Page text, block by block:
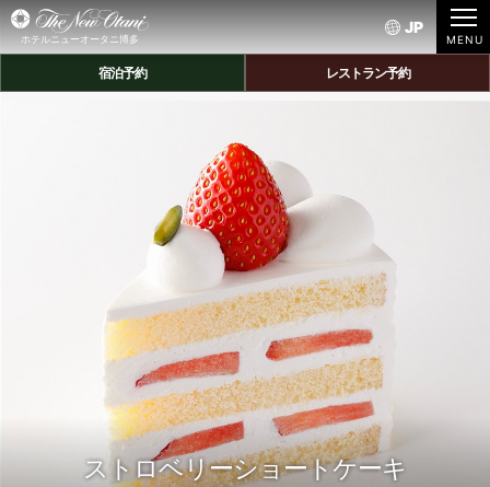
ホテルニューオータニ博多
JP
宿泊予約 レストラン予約
ストロベリーショートケーキ